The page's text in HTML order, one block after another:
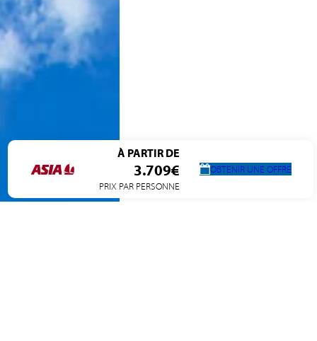
À PARTIR DE
3.709€
PRIX PAR PERSONNE
OBTENIR UNE OFFRE